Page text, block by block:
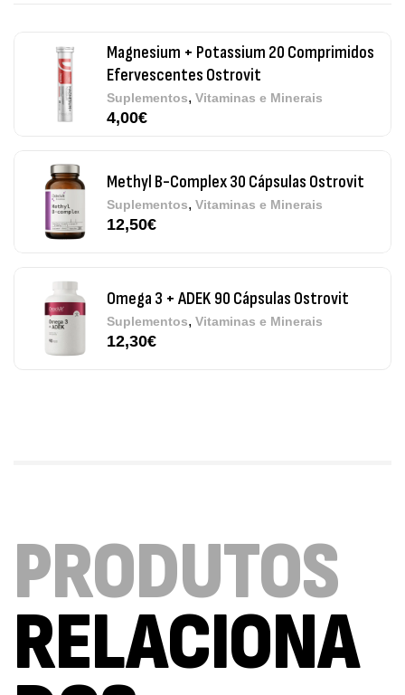
Methyl B-Complex 30 Cápsulas Ostrovit
Suplementos,Vitaminas e Minerais
12,50
Omega 3 + ADEK 90 Cápsulas Ostrovit
Suplementos ,
12,30€
Pure Electrolytes 270 G Ostrovit
Desporto Suplementos
7,50€
Vitamin D3 + K2 90 Comprimidos Ostrovit
Saúde Óssea
7,50
Magnesium + Potassium 20 Comprimidos
Efervescentes Ostrovit
PRODUTOS
RELACIONA